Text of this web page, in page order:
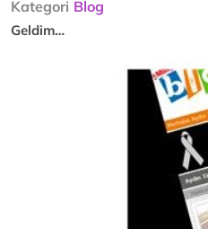
Kategori Blog
Geldim…